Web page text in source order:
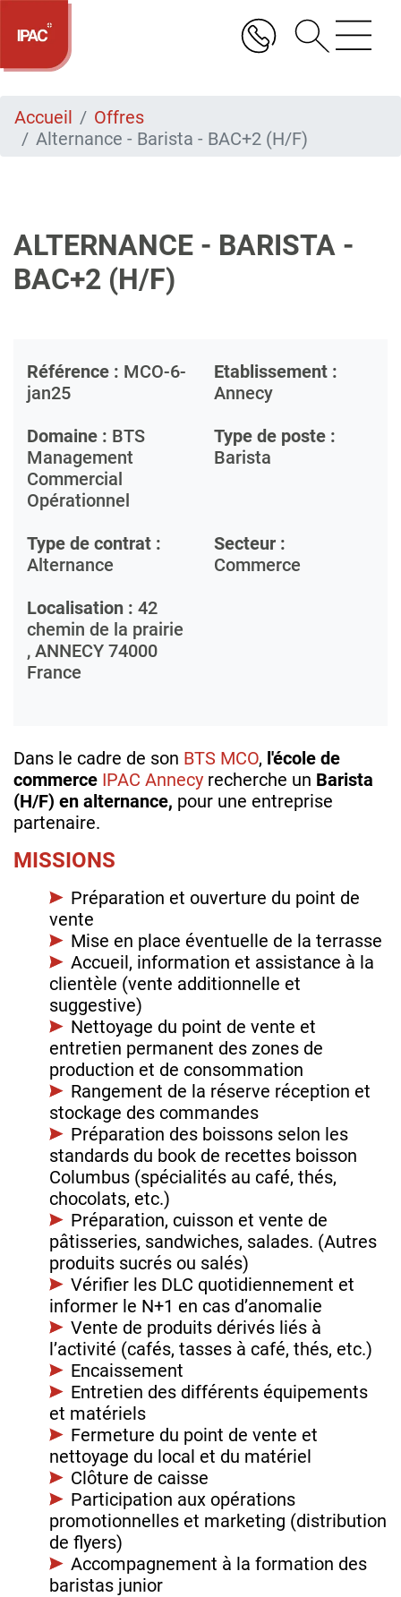
Aller
contenu
Accueil
Offres
Alternance - Barista - BAC+2 (H/F)
ALTERNANCE - BARISTA -
BAC+2 (H/F)
Référence : MCO-6-
jan25
Etablissement :
Annecy
Domaine : BTS
Management
Commercial
Opérationnel
Type de poste :
Barista
Type de contrat :
Alternance
Secteur :
Commerce
Localisation : 42
chemin de la prairie
, ANNECY 74000
France
Dans le cadre de son BTS MCO, l'école de
commerce IPAC Annecy recherche un Barista
(H/F) en alternance, pour une entreprise
partenaire.
MISSIONS
Préparation et ouverture du point de
vente
Mise en place éventuelle de la terrasse
Accueil, information et assistance à la
clientèle (vente additionnelle et
suggestive)
Nettoyage du point de vente et
entretien permanent des zones de
production et de consommation
Rangement de la réserve réception et
stockage des commandes
Préparation des boissons selon les
standards du book de recettes boisson
Columbus (spécialités au café, thés,
chocolats, etc.)
Préparation, cuisson et vente de
pâtisseries, sandwiches, salades. (Autres
produits sucrés ou salés)
Vérifier les DLC quotidiennement et
informer le N+1 en cas d’anomalie
Vente de produits dérivés liés à
l’activité (cafés, tasses à café, thés, etc.)
Encaissement
Entretien des différents équipements
et matériels
Fermeture du point de vente et
nettoyage du local et du matériel
Clôture de caisse
Participation aux opérations
promotionnelles et marketing (distribution
de flyers)
Accompagnement à la formation des
baristas junior